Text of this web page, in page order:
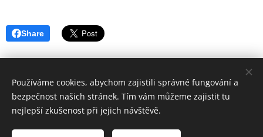
Share
Svazchovatelů shetlandských pony, z. s.
Kontakt pro web: schshpcr@seznam.cz
Používáme cookies, abychom zajistili správné fungování a
bezpečnost našich stránek. Tím vám můžeme zajistit tu
nejlepší zkušenost při jejich návštěvě.